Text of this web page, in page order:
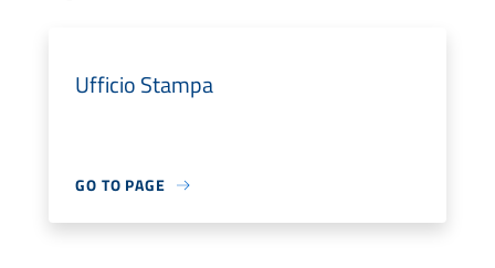
Ufficio Stampa
GO TO PAGE